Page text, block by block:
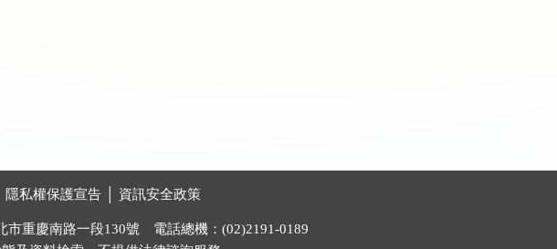
隱私權保護宣告 資訊安全政策
市重慶南路一段130號 電話總機：(02)2191-0189